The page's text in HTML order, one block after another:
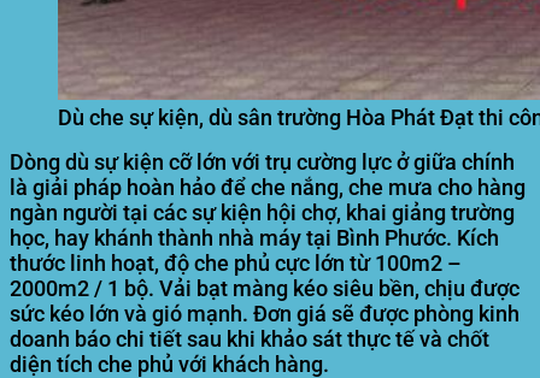
Dù che sự kiện, dù sân trường Hòa Phát Đạt thi
Dòng dù sự kiện cỡ lớn với trụ cường lực ở giữa chính
là giải pháp hoàn hảo để che nắng, che mưa cho hàng
ngàn người tại các sự kiện hội chợ, khai giảng trường
học, hay khánh thành nhà máy tại Bình Phước. Kích
thước linh hoạt, độ che phủ cực lớn từ 100m2 –
2000m2 / 1 bộ. Vải bạt màng kéo siêu bền, chịu được
sức kéo lớn và gió mạnh. Đơn giá sẽ được phòng kinh
doanh báo chi tiết sau khi khảo sát thực tế và chốt
diện tích che phủ với khách hàng.